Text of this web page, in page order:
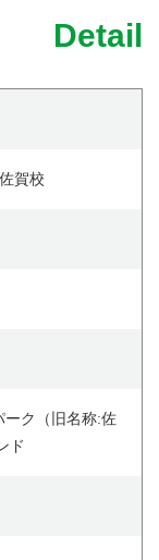
Detail
賀校
ク（旧名称:佐
ド